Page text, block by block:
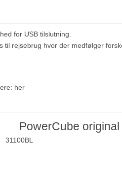
for USB tilslutning.
til rejsebrug hvor der medfølger
her
PowerCube original
31100BL